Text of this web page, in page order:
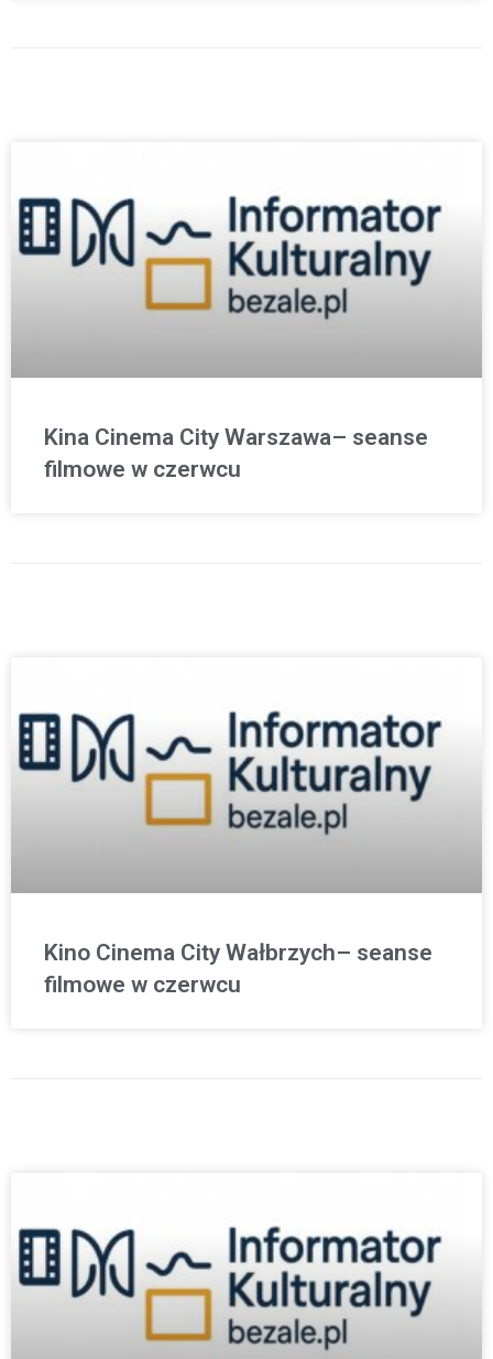
Kina Cinema City Warszawa– seanse
filmowe w czerwcu
Kino Cinema City Wałbrzych– seanse
filmowe w czerwcu